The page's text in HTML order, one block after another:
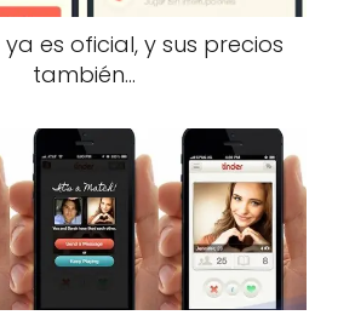
ya es oficial, y sus precios
también…